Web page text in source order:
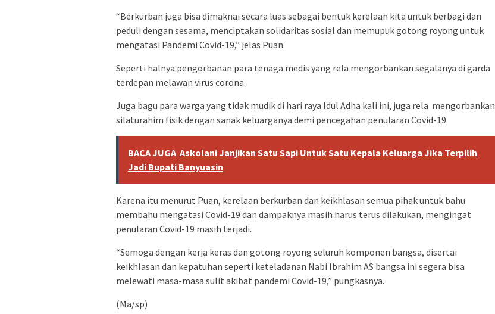
“Berkurban juga bisa dimaknai secara luas sebagai bentuk kerelaan kita untuk berbagi dan
peduli dengan sesama, menciptakan solidaritas sosial dan memupuk gotong royong untuk
mengatasi Pandemi Covid-19,” jelas Puan.
Seperti halnya pengorbanan para tenaga medis yang rela mengorbankan segalanya di garda
terdepan melawan virus corona.
Juga bagu para warga yang tidak mudik di hari raya Idul Adha kali ini, juga rela mengorbankan
silaturahim fisik dengan sanak keluarganya demi pencegahan penularan Covid-19.
BACA JUGA Askolani Janjikan Satu Sapi Untuk Satu Kepala Keluarga Jika Terpilih
Jadi Bupati Banyuasin
Karena itu menurut Puan, kerelaan berkurban dan keikhlasan semua pihak untuk bahu
membahu mengatasi Covid-19 dan dampaknya masih harus terus dilakukan, mengingat
penularan Covid-19 masih terjadi.
“Semoga dengan kerja keras dan gotong royong seluruh komponen bangsa, disertai
keikhlasan dan kepatuhan seperti keteladanan Nabi Ibrahim AS bangsa ini segera bisa
melewati masa-masa sulit akibat pandemi Covid-19,” pungkasnya.
(Ma/sp)